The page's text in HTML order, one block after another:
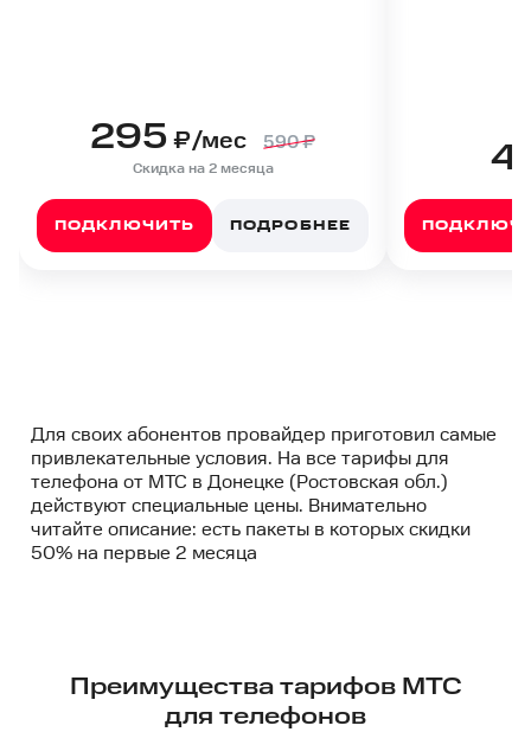
295 ₽/мес 590₽
Скидка на 2 месяца
ПОДКЛЮЧИТЬ ПОДРОБНЕЕ
Для своих абонентов провайдер приготовил самые
привлекательные условия. На все тарифы для
телефона от МТС в Донецке (Ростовская обл.)
действуют специальные цены. Внимательно
читайте описание: есть пакеты в которых скидки
50% на первые 2 месяца
Преимущества тарифов МТС
для телефонов